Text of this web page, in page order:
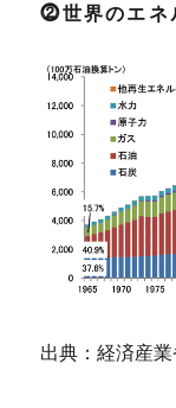
⓶世界のエネ
出典：経済産